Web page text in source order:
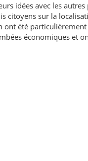
idées avec les
citoyens sur la
été
économiques et